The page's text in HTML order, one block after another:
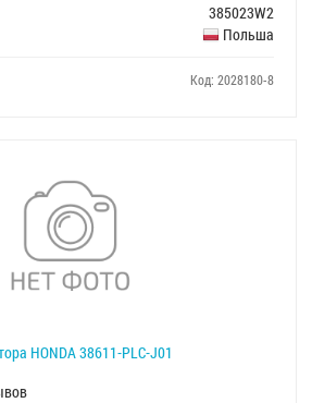
385023W2
Польша
Код: 2028180-8
HONDA 38611-PLC-J01